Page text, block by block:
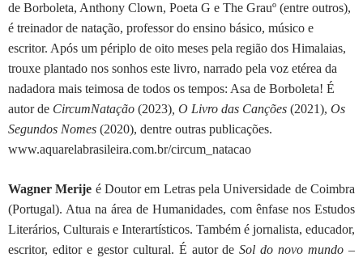
de Borboleta, Anthony Clown, Poeta G e The Grauº (entre outros),
é treinador de natação, professor do ensino básico, músico e
escritor. Após um périplo de oito meses pela região dos Himalaias,
trouxe plantado nos sonhos este livro, narrado pela voz etérea da
nadadora mais teimosa de todos os tempos: Asa de Borboleta! É
autor de CircumNatação (2023) , O Livro das Canções (2021), Os
Segundos Nomes (2020), dentre outras publicações.
www.aquarelabrasileira.com.br/circum_natacao
Wagner Merije é Doutor em Letras pela Universidade de Coimbra
(Portugal). Atua na área de Humanidades, com ênfase nos Estudos
Literários, Culturais e Interartísticos. Também é jornalista, educador,
escritor, editor e gestor cultural. É autor deSol do novo mundo –